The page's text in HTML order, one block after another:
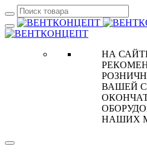
НА
ВАШЕЙ
НАШИХ